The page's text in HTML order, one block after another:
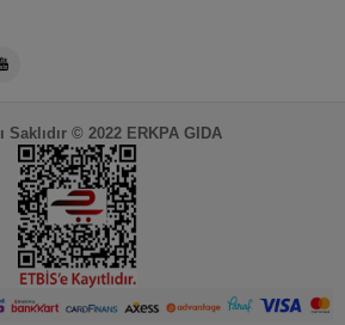
Saklıdır © 2022 ERKPA GIDA